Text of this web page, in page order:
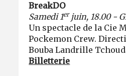
BreakDO
Samedi 1erjuin, 18.00 -
Un spectacle de la Cie
Pockemon Crew.
Bouba Landrille
Billetterie